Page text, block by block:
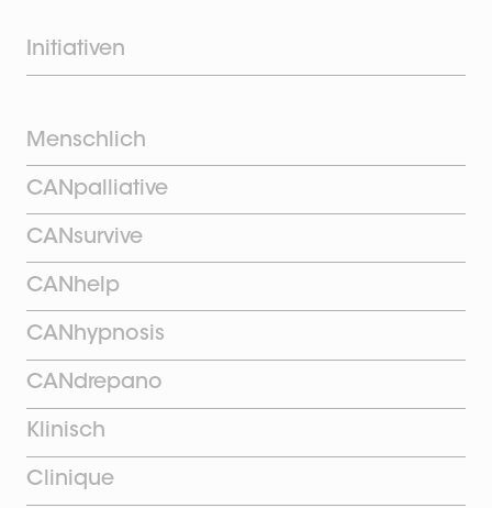
Initiativen
Menschlich
CANpalliative
CANsurvive
CANhelp
CANhypnosis
CANdrepano
Klinisch
Clinique